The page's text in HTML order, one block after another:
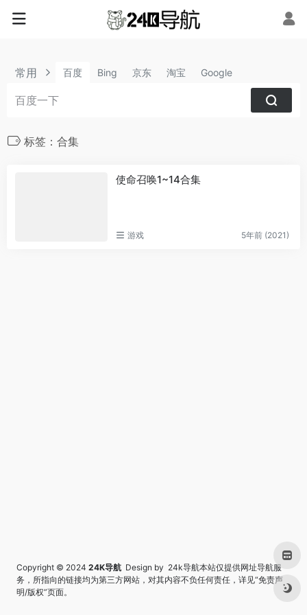
常用 百度 Bing 京东 淘宝 Google
标签：合集
使命召唤1~14合集
游戏 5年前 (2021)
Copyright © 2024 24K导航 Design by 24k导航本站仅提供网址导航服
务，所指向的链接均为第三方网站，对其内容不负任何责任，详见“免责声
明/版权”页面。